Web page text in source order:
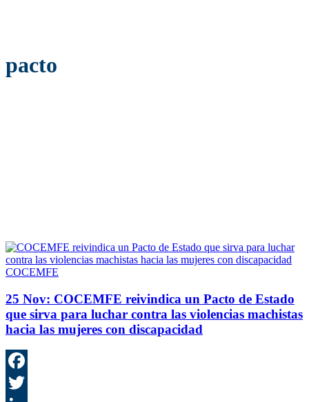
pacto
COCEMFE
25 Nov: COCEMFE reivindica un Pacto de Estado
que sirva para luchar contra las violencias machistas
hacia las mujeres con discapacidad